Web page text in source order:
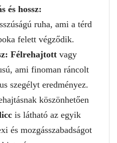
és hossz:
ruha, ami a térd
felett végződik.
Félrehajtottvagy
ami finoman ráncolt
szegélyt eredményez.
köszönhetően
is látható az egyik
és mozgásszabadságot